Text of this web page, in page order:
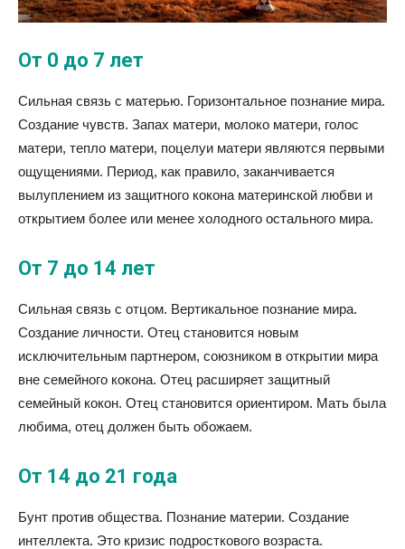
От 0 до 7 лет
Сильная связь с матерью. Горизонтальное познание мира.
Создание чувств. Запах матери, молоко матери, голос
матери, тепло матери, поцелуи матери являются первыми
ощущениями. Период, как правило, заканчивается
вылуплением из защитного кокона материнской любви и
открытием более или менее холодного остального мира.
От 7 до 14 лет
Сильная связь с отцом. Вертикальное познание мира.
Создание личности. Отец становится новым
исключительным партнером, союзником в открытии мира
вне семейного кокона. Отец расширяет защитный
семейный кокон. Отец становится ориентиром. Мать была
любима, отец должен быть обожаем.
От 14 до 21 года
Бунт против общества. Познание материи. Создание
интеллекта. Это кризис подросткового возраста.